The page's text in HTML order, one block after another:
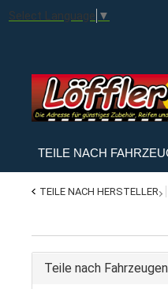
Select Language ▼
TEILE NACH
TEILE NACH HERSTELLER
Teile nach Fahrzeugen